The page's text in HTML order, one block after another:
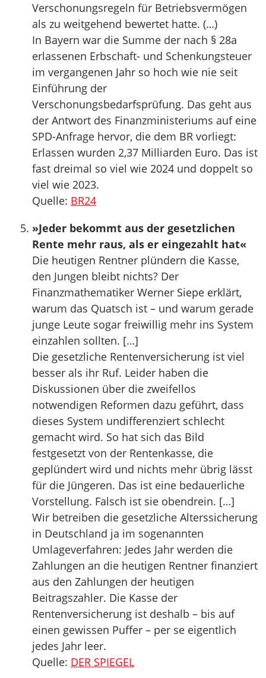
Verschonungsregeln für Betriebsvermögen
als zu weitgehend bewertet hatte. (…)
In Bayern war die Summe der nach § 28a
erlassenen Erbschaft- und Schenkungsteuer
im vergangenen Jahr so hoch wie nie seit
Einführung der
Verschonungsbedarfsprüfung. Das geht aus
der Antwort des Finanzministeriums auf eine
SPD-Anfrage hervor, die dem BR vorliegt:
Erlassen wurden 2,37 Milliarden Euro. Das ist
fast dreimal so viel wie 2024 und doppelt so
viel wie 2023.
Quelle: BR24
»Jeder bekommt aus der gesetzlichen
Rente mehr raus, als er eingezahlt hat«
Die heutigen Rentner plündern die Kasse,
den Jungen bleibt nichts? Der
Finanzmathematiker Werner Siepe erklärt,
warum das Quatsch ist – und warum gerade
junge Leute sogar freiwillig mehr ins System
einzahlen sollten. […]
Die gesetzliche Rentenversicherung ist viel
besser als ihr Ruf. Leider haben die
Diskussionen über die zweifellos
notwendigen Reformen dazu geführt, dass
dieses System undifferenziert schlecht
gemacht wird. So hat sich das Bild
festgesetzt von der Rentenkasse, die
geplündert wird und nichts mehr übrig lässt
für die Jüngeren. Das ist eine bedauerliche
Vorstellung. Falsch ist sie obendrein. […]
Wir betreiben die gesetzliche Alterssicherung
in Deutschland ja im sogenannten
Umlageverfahren: Jedes Jahr werden die
Zahlungen an die heutigen Rentner finanziert
aus den Zahlungen der heutigen
Beitragszahler. Die Kasse der
Rentenversicherung ist deshalb – bis auf
einen gewissen Puffer – per se eigentlich
jedes Jahr leer.
Quelle: DER SPIEGEL